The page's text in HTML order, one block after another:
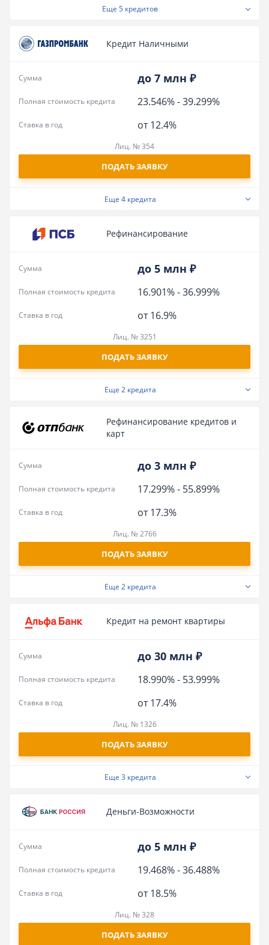
Еще 5 кредитов
Кредит Наличными
до 7 млн ₽
Сумма
23.546%-39.299%
Полная стоимость кредита
от 12.4%
Ставка в год
Лиц. № 354
ПОДАТЬ ЗАЯВКУ
Еще 4 кредита
Рефинансирование
до 5 млн ₽
Сумма
16.901%-36.999%
Полная стоимость кредита
от 16.9%
Ставка в год
Лиц. № 3251
ПОДАТЬ ЗАЯВКУ
Еще 2 кредита
Рефинансирование кредитов и
карт
до 3 млн ₽
Сумма
17.299%- 55.899%
Полная стоимость кредита
от 17.3%
Ставка в год
Лиц. № 2766
ПОДАТЬ ЗАЯВКУ
Еще 2 кредита
Кредит на ремонт квартиры
до 30 млн ₽
Сумма
18.990%- 53.999%
Полная стоимость кредита
от 17.4%
Ставка в год
Лиц. № 1326
ПОДАТЬ ЗАЯВКУ
Еще 3 кредита
Деньги-Возможности
до 5 млн ₽
Сумма
19.468%-36.488%
Полная стоимость кредита
от 18.5%
Ставка в год
Лиц. № 328
ПОДАТЬ ЗАЯВКУ